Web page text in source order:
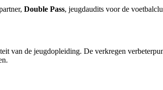
Double Pass, jeugdaudits voor de
van de jeugdopleiding. De verkregen